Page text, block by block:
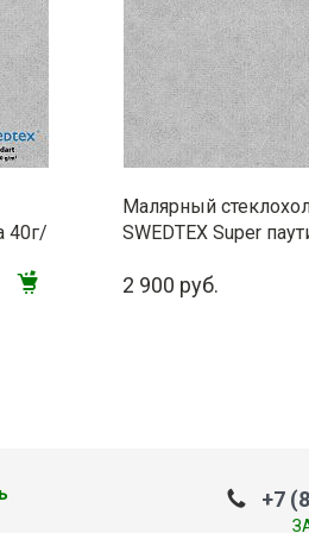
40г/
Малярный
SWEDTEX Super
2 900 руб.
+7